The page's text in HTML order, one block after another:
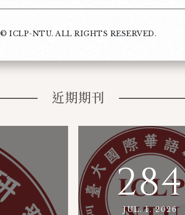
© ICLP-NTU. ALL RIGHTS RESERVED.
近期期刊
284
JUL. 1. 2026